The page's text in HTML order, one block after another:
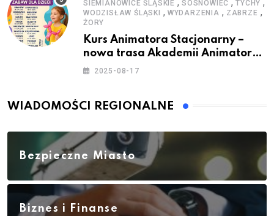
SIEMIANOWICE ŚLĄSKIE SOSNOWIEC TYCHY
WODZISŁAW ŚLĄSKI , WYDARZENIA , ZABRZE ,
ŻORY
Kurs Animatora Stacjonarny –
nowa trasa Akademii Animatora
– jesień 2025
2025-08-17
WIADOMOŚCI REGIONALNE
Bezpieczne Miasto
Biznes i Finanse